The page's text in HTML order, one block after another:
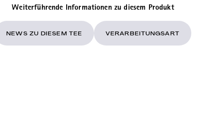
Weiterführende Informationen zu diesem Produkt
NEWS ZU DIESEM TEE VERARBEITUNGSART